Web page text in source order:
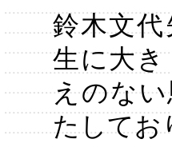
鈴木文
生に大
えのな
たしてお